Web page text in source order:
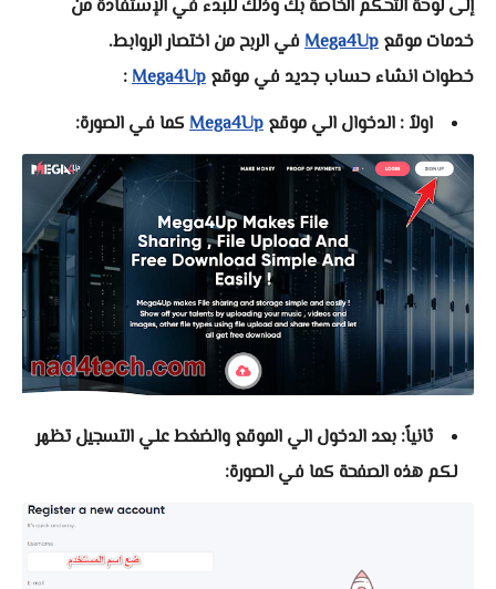
إلى لوحة التحكم الخاصة بك وذلك للبدء في الإستفادة من
خدمات موقع Mega4Upفي الربح من اختصار الروابط.
خطوات انشاء حساب جديد في موقع Mega4Up
:
اولاً : الدخوال الي موقع Mega4Up كما في الصورة:
ثانياً: بعد الدخول الي الموقع والضغط علي التسجيل تظهر
لكم هذه الصفحة كما في الصورة: